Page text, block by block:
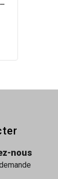
nous